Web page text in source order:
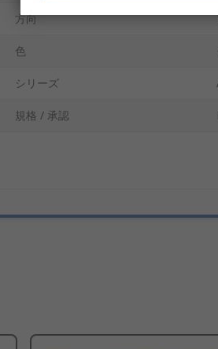
方向
色
シリーズ
規格 / 承認